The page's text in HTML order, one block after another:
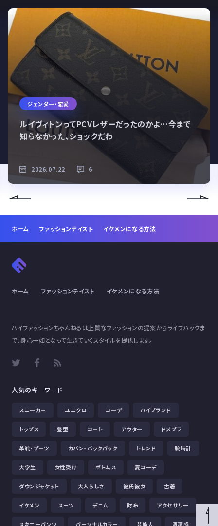
ジェンダー・恋愛
ルイヴィトンってPCVレザーだったのかよ…今まで
知らなかった、ショックだわ
2026.07.22 6
ホーム ファッションテイスト イケメンになる方法
ホーム ファッションテイスト イケメンになる方法
ハイファッションちゃんねるは上質なファッションの提案からライフハックま
で、身心一如となって生きていくスタイルを提供します。
人気のキーワード
スニーカー ユニクロ コーデ ハイブランド
トップス 髪型 コート アウター ドメブラ
革靴・ブーツ カバン・バックパック トレンド 腕時計
大学生 女性受け ボトムス 夏コーデ
ダウンジャケット 大人らしさ 彼氏彼女 古着
イケメン スーツ デニム 財布 アクセサリー
スキニーパンツ パーソナルカラー 芸能人 清潔感